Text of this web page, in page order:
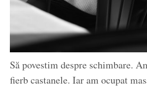
Să povestim despre schimbare.
fierb castanele. Iar am ocupat